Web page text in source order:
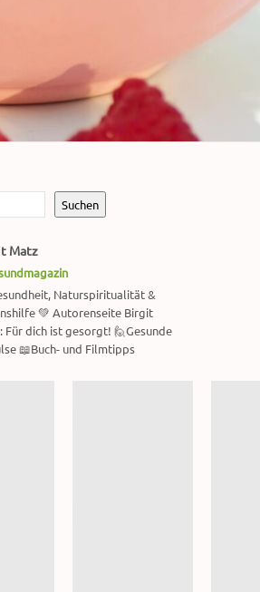
Suchen
Matz
Naturspiritualität &
💚 Autorenseite Birgit
Für dich ist gesorgt! 🙋Gesunde
📖Buch- und Filmtipps